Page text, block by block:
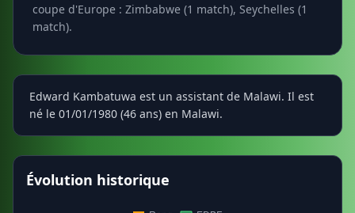
coupe d'Europe : Zimbabwe (1 match), Seychelles (1
match).
Edward Kambatuwa est un assistant de Malawi. Il est
né le 01/01/1980 (46 ans) en Malawi.
Évolution historique